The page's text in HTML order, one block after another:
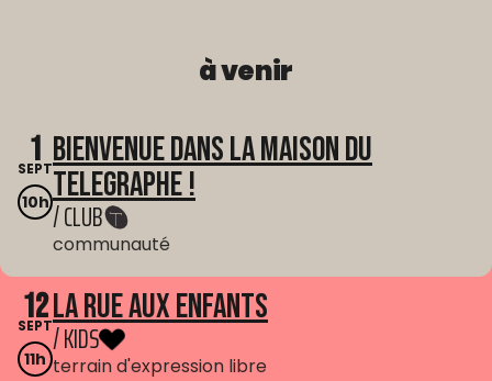
à venir
1
SEPT
10h
Bienvenue dans La Maison du
Telegraphe !
/ CLUB
communauté
12
SEPT
11h
La Rue aux enfants
/ KIDS
terrain d'expression libre